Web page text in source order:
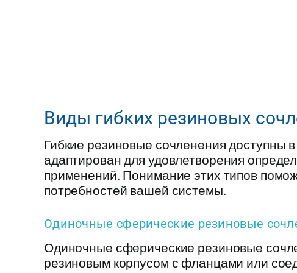
Виды гибких резиновых
Гибкие резиновые сочленения доступны
адаптирован для удовлетворения
применений. Понимание этих типов
потребностей вашей системы.
Одиночные сферические резиновые
Одиночные сферические резиновые
резиновым корпусом с фланцами или